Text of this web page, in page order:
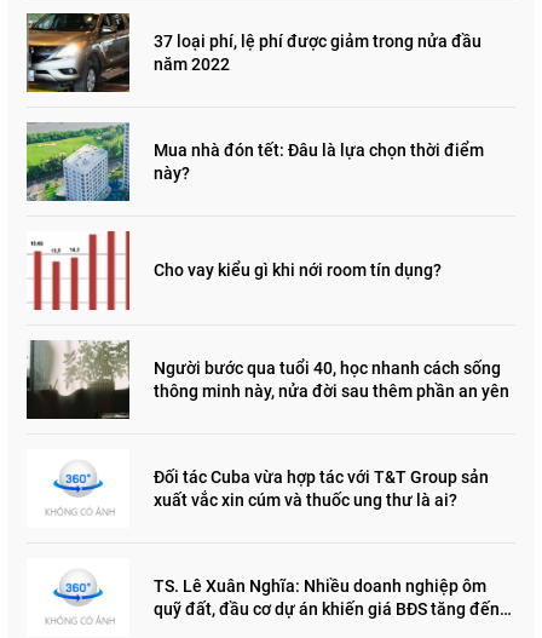
37 loại phí, lệ phí được giảm trong nửa đầu
năm 2022
Mua nhà đón tết: Đâu là lựa chọn thời điểm
này?
Cho vay kiểu gì khi nới room tín dụng?
Người bước qua tuổi 40, học nhanh cách sống
thông minh này, nửa đời sau thêm phần an yên
Đối tác Cuba vừa hợp tác với T&T Group sản
xuất vắc xin cúm và thuốc ung thư là ai?
TS. Lê Xuân Nghĩa: Nhiều doanh nghiệp ôm
quỹ đất, đầu cơ dự án khiến giá BĐS tăng đến